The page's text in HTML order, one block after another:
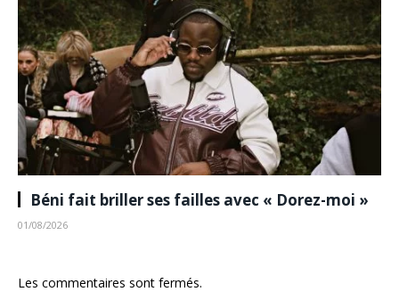
Béni fait briller ses failles avec « Dorez-moi »
01/08/2026
Les commentaires sont fermés.